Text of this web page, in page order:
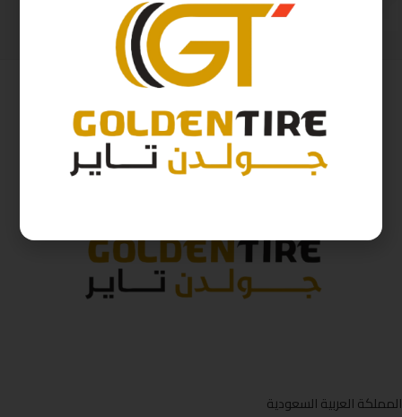
( شامل الضريبة ) 364ر.س 328
المملكة العربية السعودية